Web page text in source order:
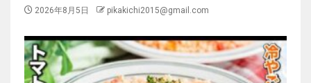
2026年8月5日 pikakichi2015@gmail.com